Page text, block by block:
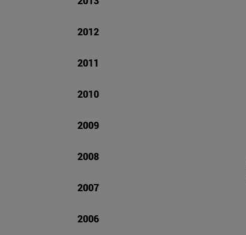
2012
2011
2010
2009
2008
2007
2006